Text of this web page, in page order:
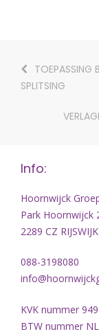
TOEPASSING
SPLITSING
Info:
Hoornwijck
Park Hoornwijck
2289 CZ RIJSWIJK
088-3198080
KVK nummer
BTW nummer